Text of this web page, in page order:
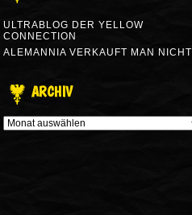
ULTRABLOG DER YELLOW
CONNECTION
ALEMANNIA VERKAUFT MAN NICHT
ARCHIV
ARCHIV